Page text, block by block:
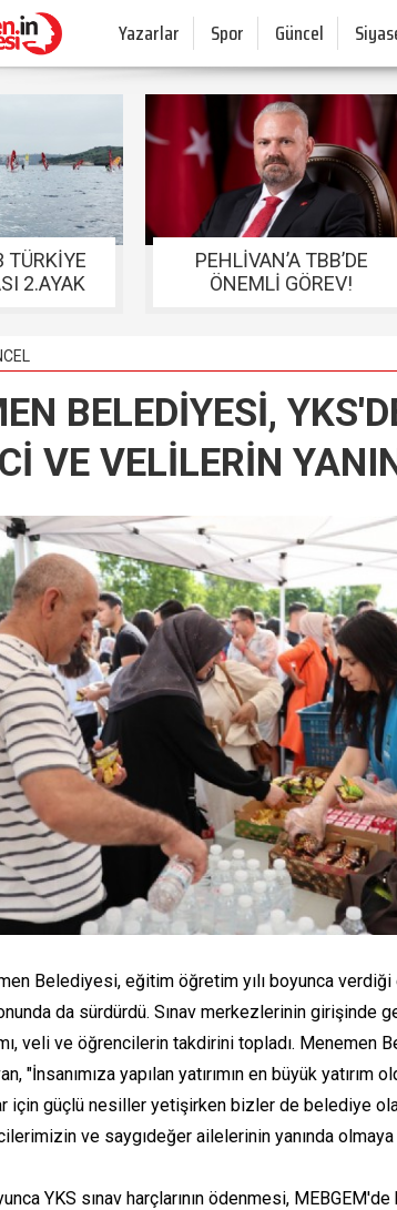
Yazarlar Spor Güncel
TÜRKİYE
2.AYAK
PEHLİVAN’A TBB’DE
ÖNEMLİ GÖREV!
BELEDİYESİ,
VE VELİLERİN
Belediyesi, eğitim öğretim yılı boyunca
da sürdürdü. Sınav merkezlerinin girişinde
veli ve öğrencilerin takdirini topladı. Menemen
"İnsanımıza yapılan yatırımın en büyük yatırım
için güçlü nesiller yetişirken bizler de belediye
ve saygıdeğer ailelerinin yanında
YKS sınav harçlarının ödenmesi,